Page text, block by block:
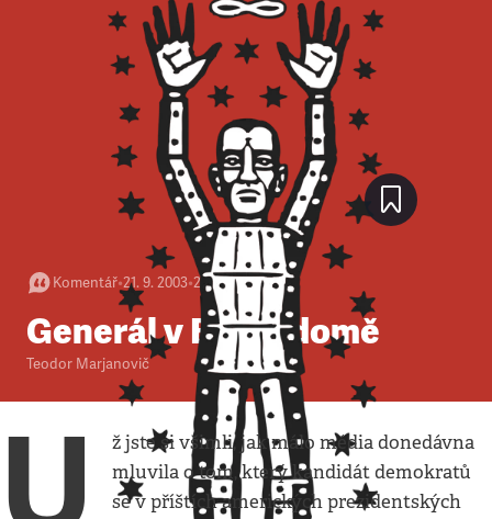
Komentář•21. 9. 2003•2 minuty
Generál v Bílém domě
Teodor Marjanovič
ž jste si všimli, jak málo média donedávna
mluvila o tom, který kandidát demokratů
se v příštích amerických prezidentských